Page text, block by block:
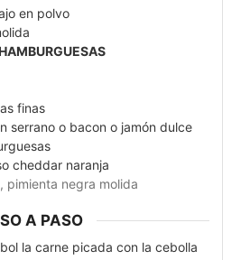
en polvo
finas
serrano o bacon o jamón dulce
cheddar naranja
pimienta negra molida
A PASO
la carne picada con la cebolla